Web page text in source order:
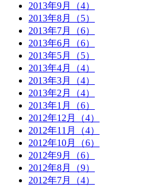
2013年9月（4）
2013年8月（5）
2013年7月（6）
2013年6月（6）
2013年5月（5）
2013年4月（4）
2013年3月（4）
2013年2月（4）
2013年1月（6）
2012年12月（4）
2012年11月（4）
2012年10月（6）
2012年9月（6）
2012年8月（9）
2012年7月（4）